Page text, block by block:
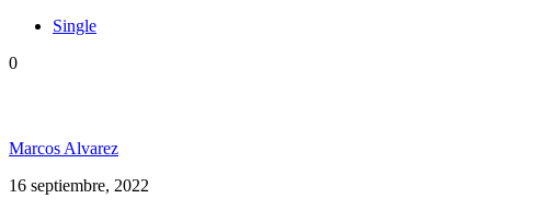
Single
0
Marcos Alvarez
16 septiembre, 2022